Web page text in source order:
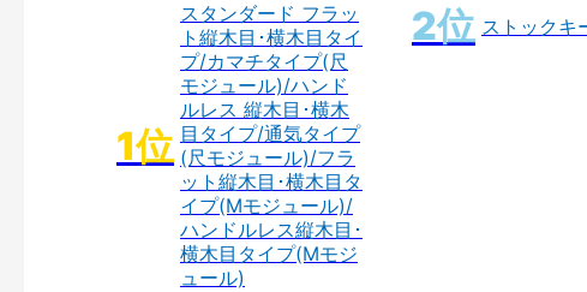
スタンダード フラッ
ト縦木目･横木目タイ
プ/カマチタイプ(尺
モジュール)/ハンド
ルレス 縦木目･横木
目タイプ/通気タイプ
(尺モジュール)/フラ
ット縦木目･横木目タ
イプ(Mモジュール)/
ハンドルレス縦木目･
横木目タイプ(Mモジ
ュール)
ストックキ